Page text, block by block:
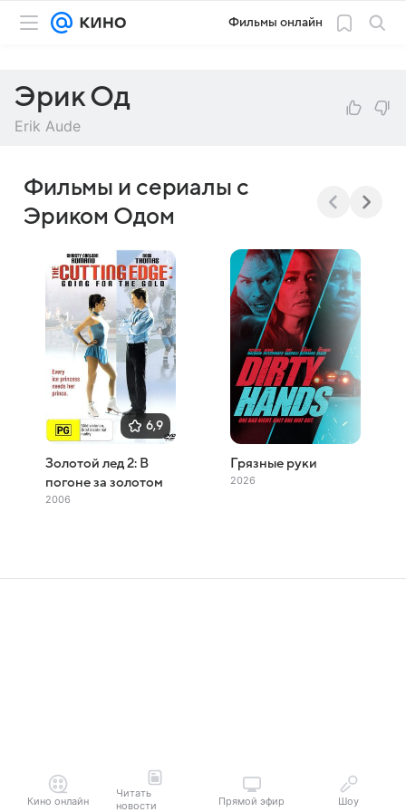
Фильмы онлайн
Эрик Од
Erik Aude
Фильмы и сериалы с
Эриком Одом
6,9
Золотой лед 2: В
погоне за золотом
2006
Грязные руки
2026
Кино онлайн
Читать
новости
Прямой эфир Шоу